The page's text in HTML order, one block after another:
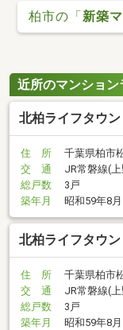
柏市の「新築
近所のマンショ
北柏ライフタウ
住 所
千葉県柏市
交 通
JR常磐線(
総戸数
3戸
築年月
昭和59年8月
北柏ライフタウ
住 所
千葉県柏市
交 通
JR常磐線(
総戸数
3戸
築年月
昭和59年8月